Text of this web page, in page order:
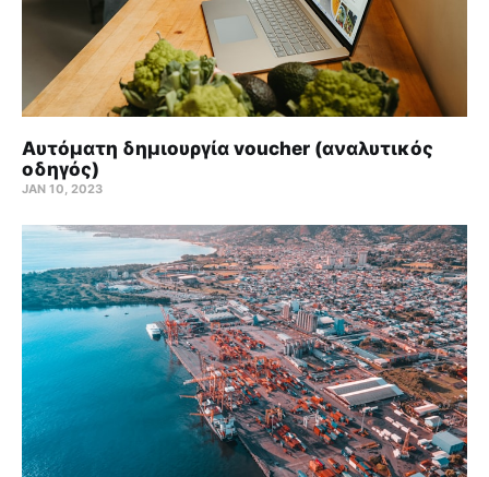
Αυτόματη δημιουργία voucher (αναλυτικός
οδηγός)
JAN 10, 2023